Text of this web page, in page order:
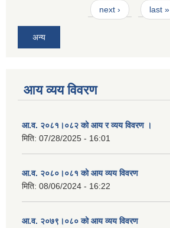
next › last »
अन्य
आय व्यय विवरण
आ.व. २०८१।०८२ को आय र व्यय विवरण ।
मिति: 07/28/2025 - 16:01
आ.व. २०८०।०८१ को आय व्यय विवरण
मिति: 08/06/2024 - 16:22
आ.व. २०७९।०८० को आय व्यय विवरण